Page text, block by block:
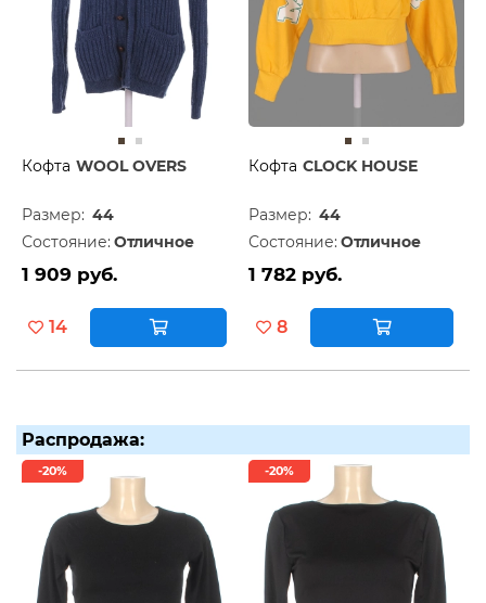
Кофта WOOL OVERS
Размер: 44
Состояние: Отличное
1 909 руб.
14
Кофта CLOCK HOUSE
Размер: 44
Состояние: Отличное
1 782 руб.
8
Распродажа:
-20% -20%